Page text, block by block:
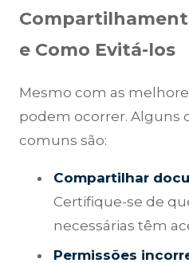
e Como Evitá-los
Mesmo com as
podem ocorrer. Alguns
comuns são:
Compartilhar
Certifique-se de
necessárias têm
Permissões